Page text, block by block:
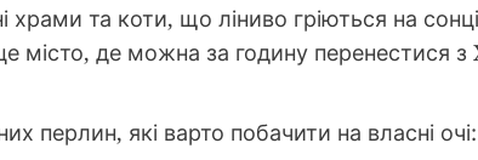
та коти, що ліниво гріються на
місто, де можна за годину перенестися з
перлин, які варто побачити на власні очі: